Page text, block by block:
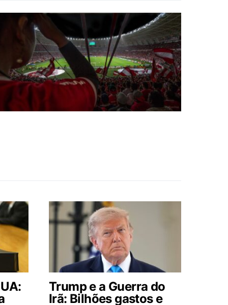
Trump e a Guerra do
Irã: Bilhões gastos e